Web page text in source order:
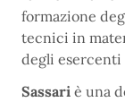
formazione
tecnici in
degli esercenti
Sassari è una